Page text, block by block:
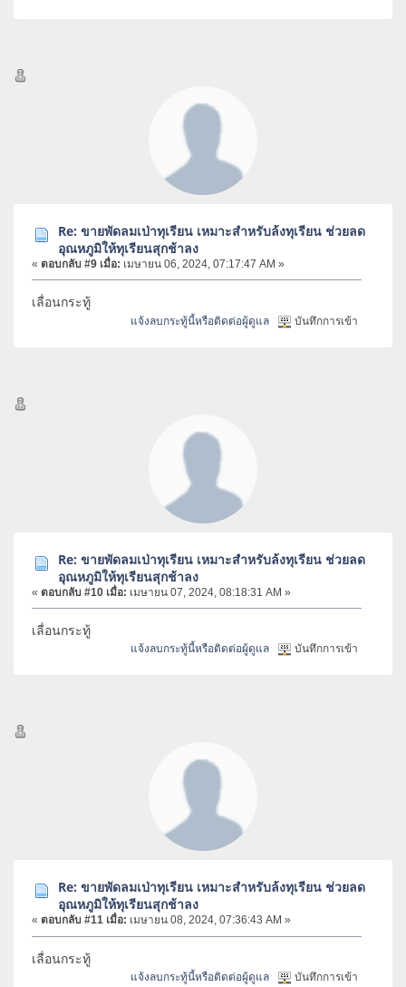
Re: ขายพัดลมเป่าทุเรียน เหมาะสำหรับล้งทุเรียน ช่วยลด
อุณหภูมิให้ทุเรียนสุกช้าลง
« ตอบกลับ #9 เมื่อ: เมษายน 06, 2024, 07:17:47 AM »
เลื่อนกระทู้
แจ้งลบกระทู้นี้หรือติดต่อผู้ดูแล บันทึกการเข้า
Re: ขายพัดลมเป่าทุเรียน เหมาะสำหรับล้งทุเรียน ช่วยลด
อุณหภูมิให้ทุเรียนสุกช้าลง
« ตอบกลับ #10 เมื่อ: เมษายน 07, 2024, 08:18:31 AM »
เลื่อนกระทู้
แจ้งลบกระทู้นี้หรือติดต่อผู้ดูแล บันทึกการเข้า
Re: ขายพัดลมเป่าทุเรียน เหมาะสำหรับล้งทุเรียน ช่วยลด
อุณหภูมิให้ทุเรียนสุกช้าลง
« ตอบกลับ #11 เมื่อ: เมษายน 08, 2024, 07:36:43 AM »
เลื่อนกระทู้
แจ้งลบกระทู้นี้หรือติดต่อผู้ดูแล บันทึกการเข้า